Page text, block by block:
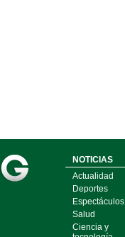
NOTICIAS
Actualidad
Deportes
Espectáculos
Salud
Ciencia y